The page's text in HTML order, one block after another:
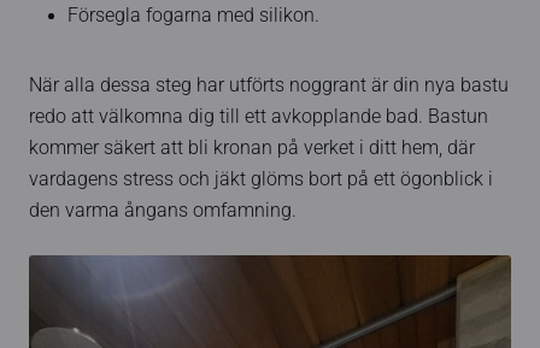
Försegla fogarna med silikon.
När alla dessa steg har utförts noggrant är din nya bastu
redo att välkomna dig till ett avkopplande bad. Bastun
kommer säkert att bli kronan på verket i ditt hem, där
vardagens stress och jäkt glöms bort på ett ögonblick i
den varma ångans omfamning.